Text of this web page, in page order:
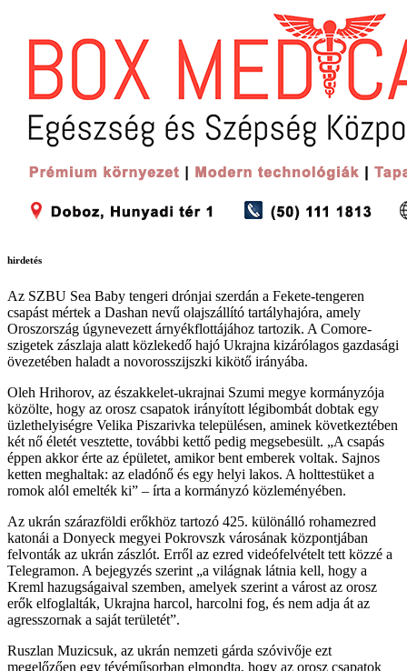
hirdetés
Az SZBU Sea Baby tengeri drónjai szerdán a Fekete-tengeren
csapást mértek a Dashan nevű olajszállító tartályhajóra, amely
Oroszország úgynevezett árnyékflottájához tartozik. A Comore-
szigetek zászlaja alatt közlekedő hajó Ukrajna kizárólagos gazdasági
övezetében haladt a novorosszijszki kikötő irányába.
Oleh Hrihorov, az északkelet-ukrajnai Szumi megye kormányzója
közölte, hogy az orosz csapatok irányított légibombát dobtak egy
üzlethelyiségre Velika Piszarivka településen, aminek következtében
két nő életét vesztette, további kettő pedig megsebesült. „A csapás
éppen akkor érte az épületet, amikor bent emberek voltak. Sajnos
ketten meghaltak: az eladónő és egy helyi lakos. A holttestüket a
romok alól emelték ki” – írta a kormányzó közleményében.
Az ukrán szárazföldi erőkhöz tartozó 425. különálló rohamezred
katonái a Donyeck megyei Pokrovszk városának központjában
felvonták az ukrán zászlót. Erről az ezred videófelvételt tett közzé a
Telegramon. A bejegyzés szerint „a világnak látnia kell, hogy a
Kreml hazugságaival szemben, amelyek szerint a várost az orosz
erők elfoglalták, Ukrajna harcol, harcolni fog, és nem adja át az
agresszornak a saját területét”.
Ruszlan Muzicsuk, az ukrán nemzeti gárda szóvivője ezt
megelőzően egy tévéműsorban elmondta, hogy az orosz csapatok